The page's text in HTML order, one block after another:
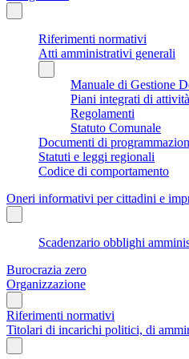
Riferimenti normativi
Atti amministrativi generali
Manuale di Gestione
Piani integrati di
Regolamenti
Statuto Comunale
Documenti di
Statuti e leggi regionali
Codice di comportamento
Oneri informativi per cittadini e
Scadenzario obblighi
Burocrazia zero
Organizzazione
Riferimenti normativi
Titolari di incarichi politici, di